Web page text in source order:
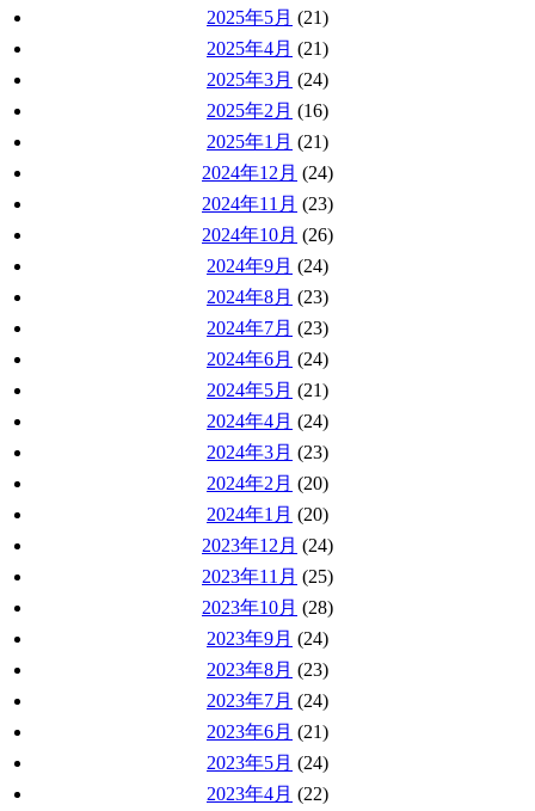
2025年5月 (21)
2025年4月 (21)
2025年3月 (24)
2025年2月 (16)
2025年1月 (21)
2024年12月 (24)
2024年11月 (23)
2024年10月 (26)
2024年9月 (24)
2024年8月 (23)
2024年7月 (23)
2024年6月 (24)
2024年5月 (21)
2024年4月 (24)
2024年3月 (23)
2024年2月 (20)
2024年1月 (20)
2023年12月 (24)
2023年11月 (25)
2023年10月 (28)
2023年9月 (24)
2023年8月 (23)
2023年7月 (24)
2023年6月 (21)
2023年5月 (24)
2023年4月 (22)